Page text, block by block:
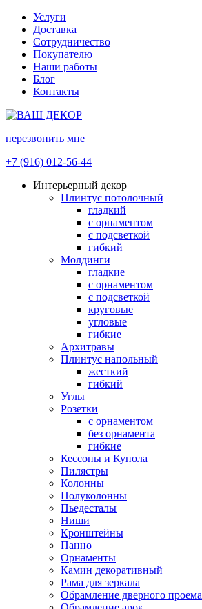
Услуги
Доставка
Сотрудничество
Покупателю
Наши работы
Блог
Контакты
перезвонить мне
+7 (916) 012-56-44
Интерьерный декор
Плинтус потолочный
гладкий
с орнаментом
с подсветкой
гибкий
Молдинги
гладкие
с орнаментом
с подсветкой
круговые
угловые
гибкие
Архитравы
Плинтус напольный
жесткий
гибкий
Углы
Розетки
с орнаментом
без орнамента
гибкие
Кессоны и Купола
Пилястры
Колонны
Полуколонны
Пьедесталы
Ниши
Кронштейны
Панно
Орнаменты
Камин декоративный
Рама для зеркала
Обрамление дверного проема